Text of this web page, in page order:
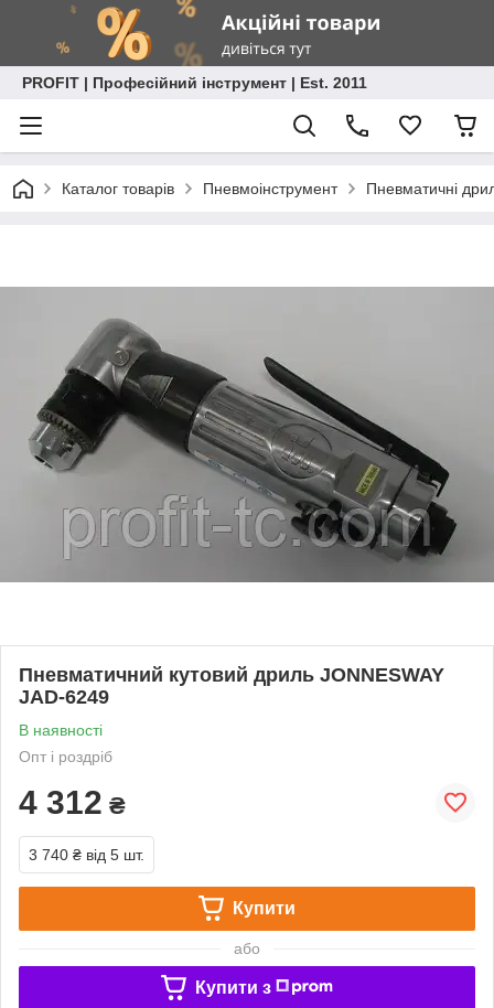
PROFIT | Професійний інструмент | Est. 2011
Каталог товарів Пневмоінструмент Пневматичні
Пневматичний кутовий дриль JONNESWAY
JAD-6249
В наявності
Опт і роздріб
4 312 ₴
3 740 ₴ від 5 шт.
Купити
або
Купити з